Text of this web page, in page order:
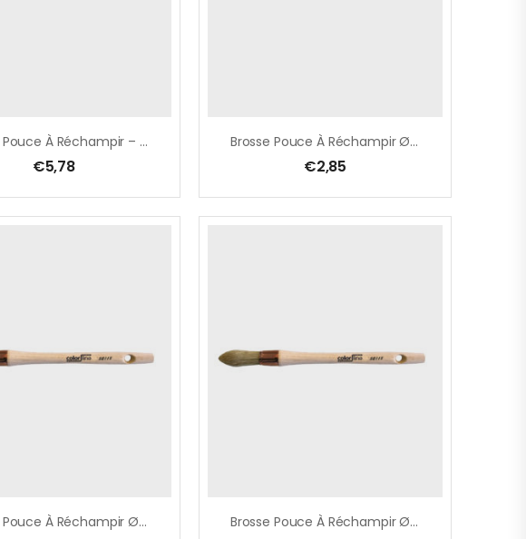
Brosse Pouce À Réchampir – Laqueur Ø 16 Mm, Pure Soie Blanche, Avec Ficelle
€5,78
Brosse Pouce À Réchampir Ø 15 Mm, Pure Soie Blanche
€2,85
Brosse Pouce À Réchampir Ø 21 Mm, Pure Soie Blanche Brosse Pouce À Réchampir Ø 25 Mm, Pure Soie Blanche